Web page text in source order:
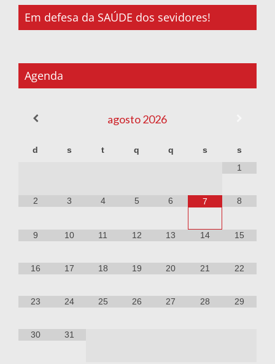
Em defesa da SAÚDE dos sevidores!
Agenda
agosto2026
d s t q q s
s
1
2 3 4 5 6 7 8
9 10 11 12 13 14 15
16 17 18 19 20 21 22
23 24 25 26 27 28 29
30 31